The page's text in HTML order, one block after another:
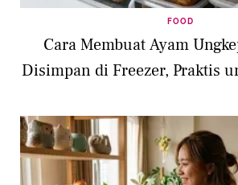
FOOD
Cara Membuat Ayam
Disimpan di Freezer, Praktis